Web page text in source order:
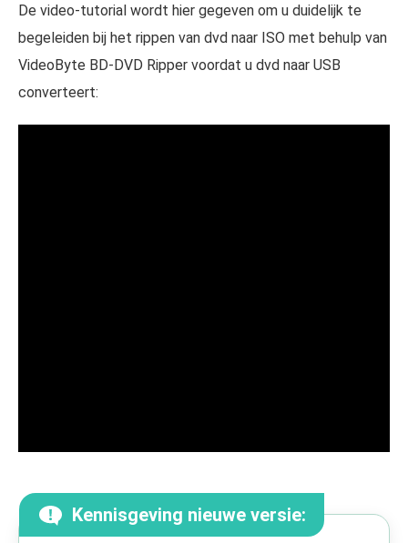
De video-tutorial wordt hier gegeven om u duidelijk te
begeleiden bij het rippen van dvd naar ISO met behulp van
VideoByte BD-DVD Ripper voordat u dvd naar USB
converteert:
Kennisgeving nieuwe versie: